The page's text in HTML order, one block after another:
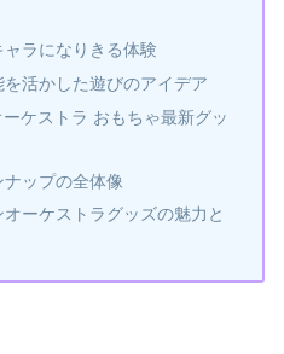
ラになりきる体験
活かした遊びのアイデア
ケストラ おもちゃ最新グッ
ップの全体像
ーケストラグッズの魅力と